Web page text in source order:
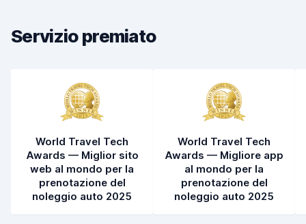
Condizioni dell'auto
Servizio premiato
World Travel Tech
Awards — Miglior sito
web al mondo per la
prenotazione del
noleggio auto 2025
World Travel Tech
Awards — Migliore app
al mondo per la
prenotazione del
noleggio auto 2025